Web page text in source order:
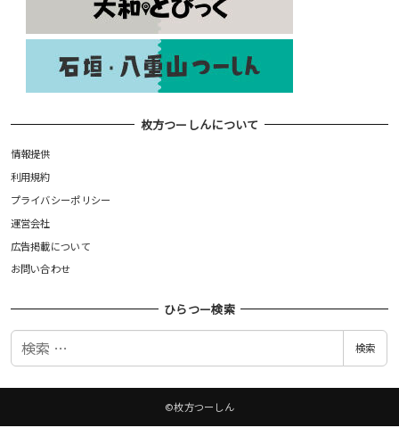
枚方つーしんについて
情報提供
利用規約
プライバシーポリシー
運営会社
広告掲載について
お問い合わせ
ひらつー検索
検
検索
©枚方つーしん